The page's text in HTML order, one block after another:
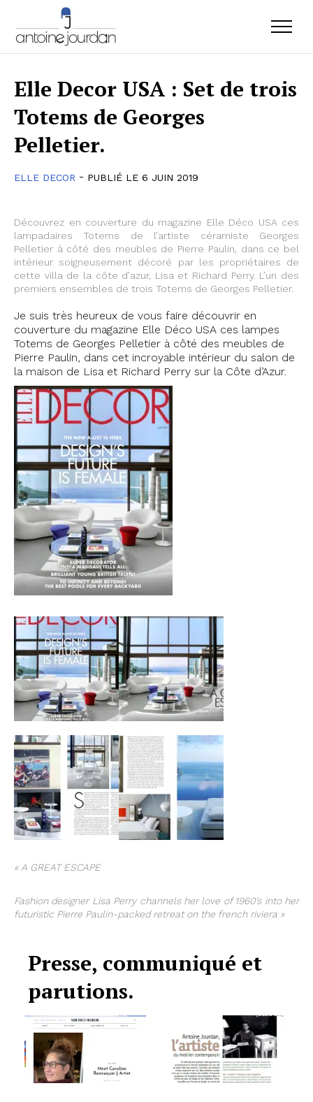
Elle Decor USA : Set de trois
Totems de Georges
Pelletier.
ELLE DECOR - PUBLIÉ LE 6 JUIN 2019
Découvrez en couverture du magazine Elle Déco USA ces
lampadaires Totems de l’artiste céramiste Georges
Pelletier à côté des meubles de Pierre Paulin, dans ce bel
intérieur soigneusement décoré par les propriétaires de
cette villa de la côte d’azur, Lisa et Richard Perry. L’un des
premiers ensembles de trois Totems de Georges Pelletier.
Je suis très heureux de vous faire découvrir en
couverture du magazine Elle Déco USA ces lampes
Totems de Georges Pelletier à côté des meubles de
Pierre Paulin, dans cet incroyable intérieur du salon de
la maison de Lisa et Richard Perry sur la Côte d’Azur.
« A GREAT ESCAPE
Fashion designer Lisa Perry channels her love of 1960’s into her
futuristic Pierre Paulin-packed retreat on the french riviera »
Presse, communiqué et
parutions.